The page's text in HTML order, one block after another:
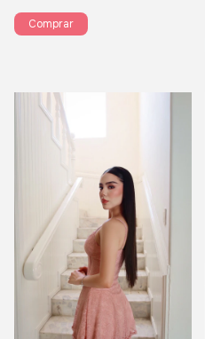
Comprar